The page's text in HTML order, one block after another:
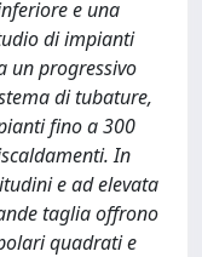
e una
di impianti
un progressivo
di tubature,
fino a 300
In
e ad elevata
taglia offrono
quadrati e